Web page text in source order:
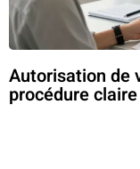
Autorisation de
procédure